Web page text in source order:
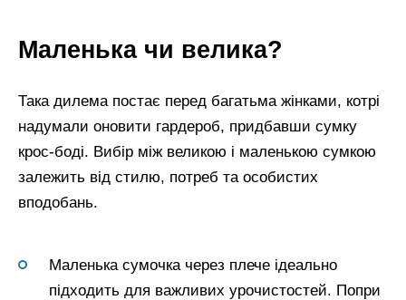
Маленька чи велика?
Така дилема постає перед багатьма жінками, котрі
надумали оновити гардероб, придбавши сумку
крос-боді. Вибір між великою і маленькою сумкою
залежить від стилю, потреб та особистих
вподобань.
Маленька сумочка через плече ідеально
підходить для важливих урочистостей. Попри